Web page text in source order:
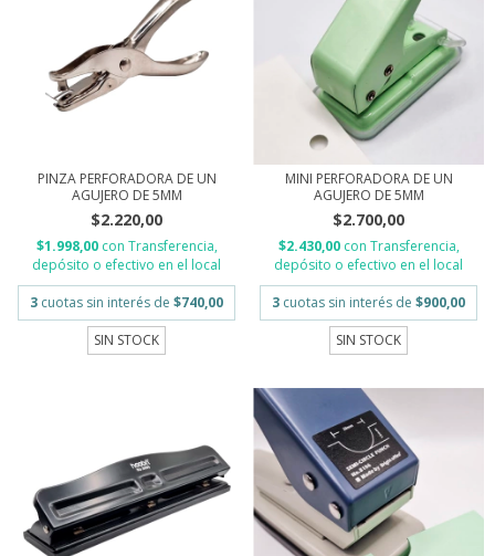
PINZA PERFORADORA DE UN
AGUJERO DE 5MM
$2.220,00
$1.998,00 con Transferencia,
depósito o efectivo en el local
3 cuotas sin interés de $740,00
SIN STOCK
MINI PERFORADORA DE UN
AGUJERO DE 5MM
$2.700,00
$2.430,00 con Transferencia,
depósito o efectivo en el local
3 cuotas sin interés de $900,00
SIN STOCK